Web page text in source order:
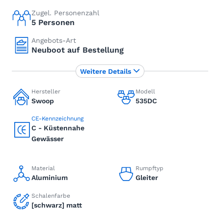
Zugel. Personenzahl
5 Personen
Angebots-Art
Neuboot auf Bestellung
Hersteller
Swoop
Modell
535DC
CE-Kennzeichnung
C - Küstennahe
Gewässer
Material
Aluminium
Rumpftyp
Gleiter
Schalenfarbe
[schwarz] matt
Weitere Details